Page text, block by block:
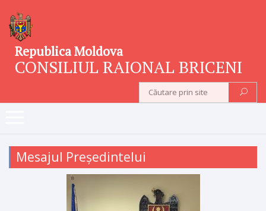
Republica Moldova
CONSILIUL RAIONAL BRICENI
Mesajul Președintelui